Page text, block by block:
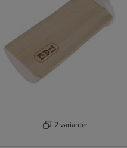
2 varianter